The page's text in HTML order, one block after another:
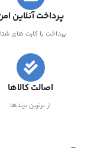
پرداخت آنلاین
پرداخت با کارت های
اصالت کالاها
از برترین برندها